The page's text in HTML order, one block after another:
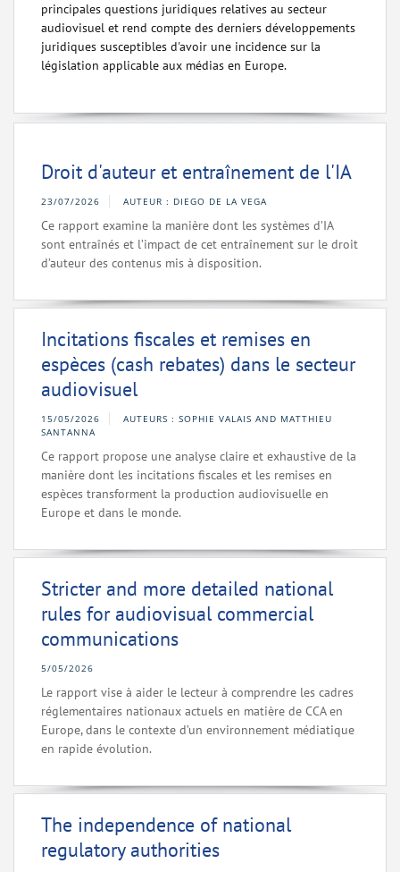
principales questions juridiques relatives au secteur
audiovisuel et rend compte des derniers développements
juridiques susceptibles d'avoir une incidence sur la
législation applicable aux médias en Europe.
Droit d'auteur et entraînement de l'IA
23/07/2026 AUTEUR : DIEGO DE LA VEGA
Ce rapport examine la manière dont les systèmes d’IA
sont entraînés et l’impact de cet entraînement sur le droit
d’auteur des contenus mis à disposition.
Incitations fiscales et remises en
espèces (cash rebates) dans le secteur
audiovisuel
15/05/2026
AUTEURS : SOPHIE VALAIS AND MATTHIEU
SANTANNA
Ce rapport propose une analyse claire et exhaustive de la
manière dont les incitations fiscales et les remises en
espèces transforment la production audiovisuelle en
Europe et dans le monde.
Stricter and more detailed national
rules for audiovisual commercial
communications
5/05/2026
Le rapport vise à aider le lecteur à comprendre les cadres
réglementaires nationaux actuels en matière de CCA en
Europe, dans le contexte d’un environnement médiatique
en rapide évolution.
The independence of national
regulatory authorities